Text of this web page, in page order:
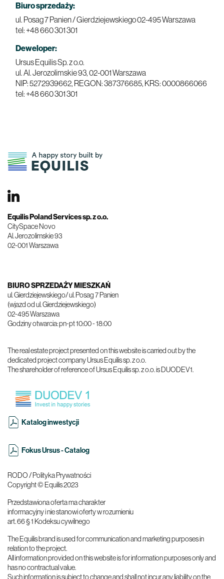
Biuro sprzedaży:
ul. Posag 7 Panien / Gierdziejewskiego02-495 Warszawa
tel: +48 660 301 301
Deweloper:
Ursus Equilis Sp. z o.o.
ul. Al. Jerozolimskie 93,02-001 Warszawa
NIP: 5272939662, REGON: 387376685, KRS: 0000866066
tel: +48 660 301 301
Equilis Poland Services sp. z o.o.
​​​​​​​CitySpace Novo
Al. Jerozolimskie 93
02-001 Warszawa
BIURO SPRZEDAŻY MIESZKAŃ
ul. Gierdziejewskiego/ ul. Posag 7 Panien
(wjazd od ul. Gierdziejewskiego)
02-495 Warszawa
Godziny otwarcia: pn-pt 10:00 - 18:00
The real estate project presented on this website is carried out by the
dedicated project company Ursus Equilis sp. z o.o.
The shareholder of reference of Ursus Equilis sp. z o.o. is DUODEV1.
Katalog inwestycji
Fokus Ursus - Catalog
RODO / Polityka Prywatności
Copyright © Equilis 2023
Przedstawiona oferta ma charakter
informacyjny i nie stanowi oferty w rozumieniu
art. 66 § 1 Kodeksu cywilnego
The Equilis brand is used for communication and marketing purposes in
relation to the project.
All information provided on this website is for information purposes only and
has no contractual value.
Such information is subject to change and shall not incur any liability on the